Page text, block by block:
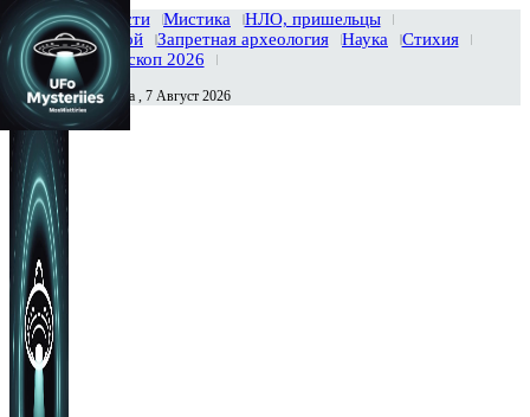
Главная Новости Мистика
НЛО, пришельцы
Тайны вселенной
Запретная археология Наука
Стихия
История
Гороскоп 2026
Сегодня Пятница , 7 Август 2026